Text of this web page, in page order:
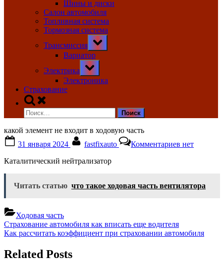
Шины и диски
Салон автомобиля
Топливная система
Тормозная система
Трансмиссия
Toggle
sub-
menu
Вариатор
Электрика
Toggle
sub-
menu
Электроника
Страхование
Toggle
search
form
Найти:
какой элемент не входит в ходовую часть
on
31 января 2024 fastfixauto Комментариевзаписи
входит
в
нет
Каталитический нейтрализатор
Читать статью что такое ходовая часть вентилятора
Ходовая часть
Навигация
по
записям
Previous
Post:
Страхование автомобиля как вписать еще водителя
Next
Как рассчитать коэффициент при страховании автомобиля
Related Posts